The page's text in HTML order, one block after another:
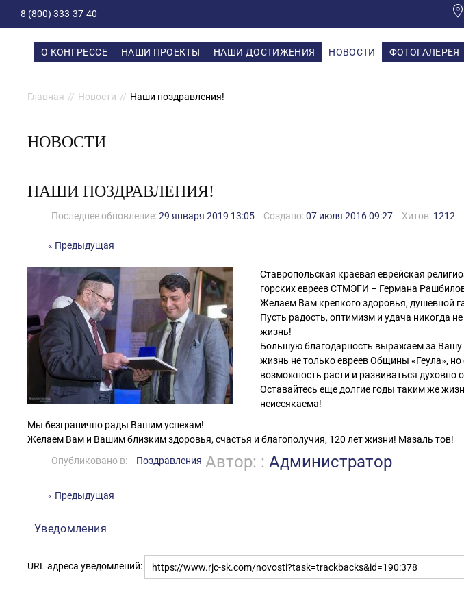
8 (800) 333-37-40
О КОНГРЕССЕ НАШИ ПРОЕКТЫ НАШИ ДОСТИЖЕНИЯ НОВОСТИ ФОТОГАЛЕРЕЯ
Главная Новости Наши поздравления!
НОВОСТИ
НАШИ ПОЗДРАВЛЕНИЯ!
Последнее обновление:29 января 2019 13:05 Создано:07 июля 2016 09:27 Хитов: 1212
« Предыдущая
Ставропольская краевая еврейская
горских евреев СТМЭГИ – Германа
Желаем Вам крепкого здоровья, душевной
Пусть радость, оптимизм и удача никогда
жизнь!
Большую благодарность выражаем за Вашу
жизнь не только евреев Общины «Геула»,
возможность расти и развиваться духовно
Оставайтесь еще долгие годы таким же
неиссякаема!
Мы безгранично рады Вашим успехам!
Желаем Вам и Вашим близким здоровья, счастья и благополучия, 120 лет жизни! Мазаль тов!
Опубликовано в:
Поздравления Автор: : Администратор
« Предыдущая
Уведомления
URL адреса уведомлений: